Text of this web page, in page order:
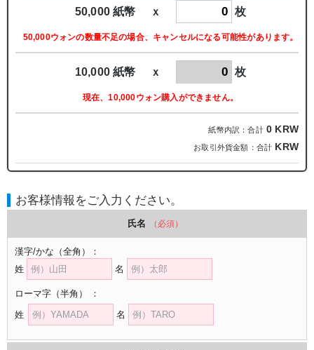
50,000 紙幣 ｘ 枚
50,000ウォンの数量不足の場合、キャンセルになる可能性があります。
10,000 紙幣 ｘ 枚
現在、10,000ウォン購入ができません。
紙幣内訳：合計 0 KRW
お取引外貨金額：合計 KRW
お客様情報をご入力ください。
氏名 （必須）
漢字/かな （全角）
：
姓
名
ローマ字 （半角）
：
姓
名